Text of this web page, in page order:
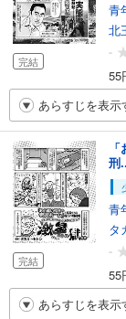
完結
青
北
-
55
あらすじを表示
完結
刑
青
タ
-
55
あらすじを表示